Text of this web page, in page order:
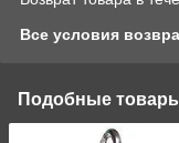
Все условия
Подобные